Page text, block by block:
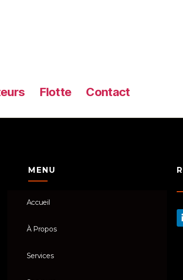
Flotte Contact
MENU
Accueil
À Propos
Services